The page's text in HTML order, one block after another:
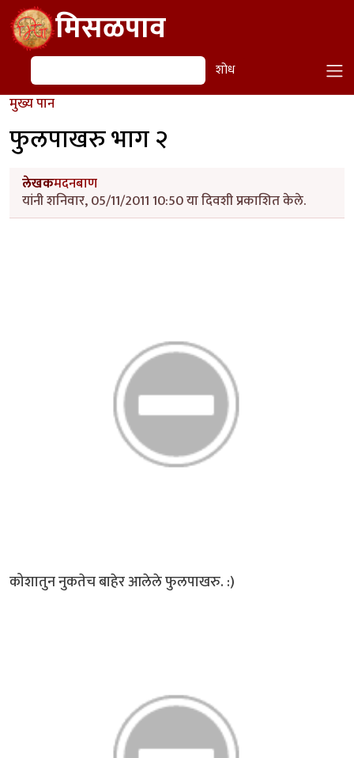
Skip to main contentमिसळपाव
शोध शोध
मुख्य पान
फुलपाखरु भाग २
लेखकमदनबाण
यांनी शनिवार, 05/11/2011 10:50 या दिवशी प्रकाशित केले.
कोशातुन नुकतेच बाहेर आलेले फुलपाखरु. :)